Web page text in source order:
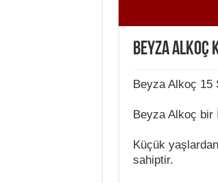
Beyza Alkoç
Beyza Alkoç 15
Beyza Alkoç bir
Küçük
sahiptir.